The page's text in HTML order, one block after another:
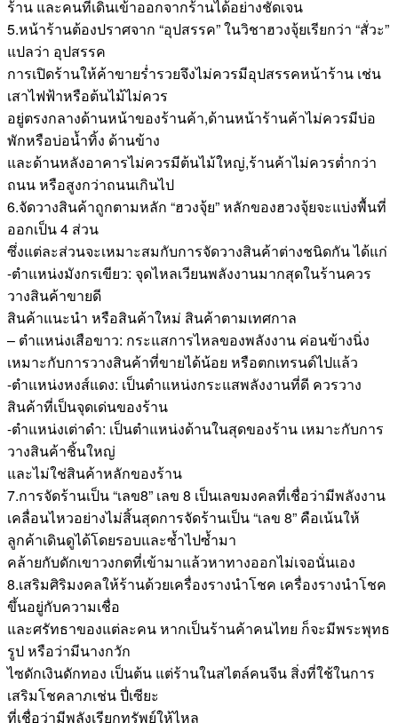
ร้าน และคนที่เดินเข้าออกจากร้านได้อย่างชัดเจน
5.หน้าร้านต้องปราศจาก “อุปสรรค” ในวิชาฮวงจุ้ยเรียกว่า “สั่วะ”
แปลว่า อุปสรรค
การเปิดร้านให้ค้าขายร่ำรวยจึงไม่ควรมีอุปสรรคหน้าร้าน เช่น
เสาไฟฟ้าหรือต้นไม้ไม่ควร
อยู่ตรงกลางด้านหน้าของร้านค้า,ด้านหน้าร้านค้าไม่ควรมีบ่อ
พักหรือบ่อน้ำทิ้ง ด้านข้าง
และด้านหลังอาคารไม่ควรมีต้นไม้ใหญ่,ร้านค้าไม่ควรต่ำกว่า
ถนน หรือสูงกว่าถนนเกินไป
6.จัดวางสินค้าถูกตามหลัก “ฮวงจุ้ย” หลักของฮวงจุ้ยจะแบ่งพื้นที่
ออกเป็น 4 ส่วน
ซึ่งแต่ละส่วนจะเหมาะสมกับการจัดวางสินค้าต่างชนิดกัน ได้แก่
-ตำแหน่งมังกรเขียว: จุดไหลเวียนพลังงานมากสุดในร้านควร
วางสินค้าขายดี
สินค้าแนะนำ หรือสินค้าใหม่ สินค้าตามเทศกาล
– ตำแหน่งเสือขาว: กระแสการไหลของพลังงาน ค่อนข้างนิ่ง
เหมาะกับการวางสินค้าที่ขายได้น้อย หรือตกเทรนด์ไปแล้ว
-ตำแหน่งหงส์แดง: เป็นตำแหน่งกระแสพลังงานที่ดี ควรวาง
สินค้าที่เป็นจุดเด่นของร้าน
-ตำแหน่งเต่าดำ: เป็นตำแหน่งด้านในสุดของร้าน เหมาะกับการ
วางสินค้าชิ้นใหญ่
และไม่ใช่สินค้าหลักของร้าน
7.การจัดร้านเป็น “เลข8” เลข 8 เป็นเลขมงคลที่เชื่อว่ามีพลังงาน
เคลื่อนไหวอย่างไม่สิ้นสุดการจัดร้านเป็น “เลข 8” คือเน้นให้
ลูกค้าเดินดูได้โดยรอบและซ้ำไปซ้ำมา
คล้ายกับดักเขาวงกตที่เข้ามาแล้วหาทางออกไม่เจอนั่นเอง
8.เสริมศิริมงคลให้ร้านด้วยเครื่องรางนำโชค เครื่องรางนำโชค
ขึ้นอยู่กับความเชื่อ
และศรัทธาของแต่ละคน หากเป็นร้านค้าคนไทย ก็จะมีพระพุทธ
รูป หรือว่ามีนางกวัก
ไซดักเงินดักทอง เป็นต้น แต่ร้านในสไตล์คนจีน สิ่งที่ใช้ในการ
เสริมโชคลาภเช่น ปี่เซียะ
ที่เชื่อว่ามีพลังเรียกทรัพย์ให้ไหล